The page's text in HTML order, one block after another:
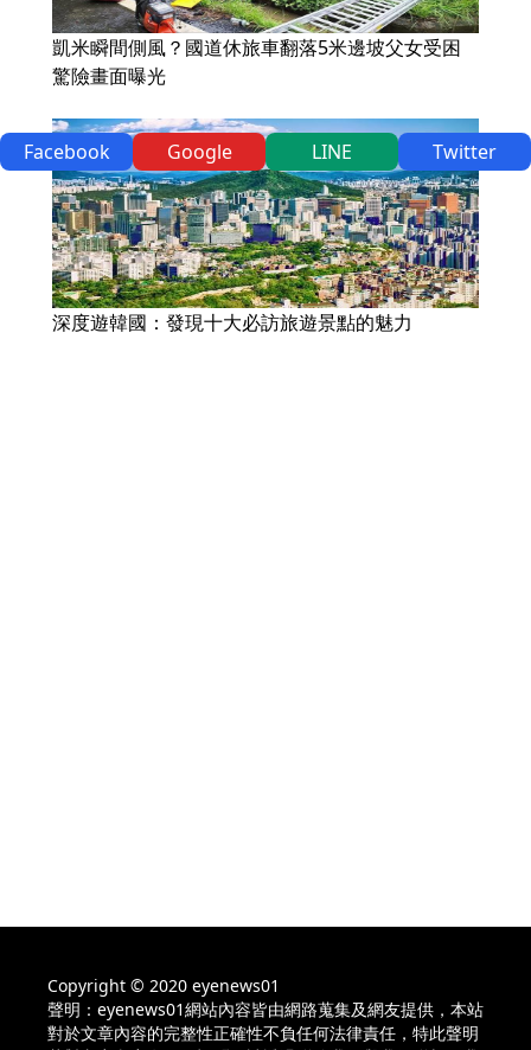
凱米瞬間側風？國道休旅車翻落5米邊坡父女受困
驚險畫面曝光
深度遊韓國：發現十大必訪旅遊景點的魅力
Facebook Google LINE Twitter
Copyright © 2020 eyenews01
聲明：eyenews01網站內容皆由網路蒐集及網友提供，本站
對於文章內容的完整性正確性不負任何法律責任，特此聲明